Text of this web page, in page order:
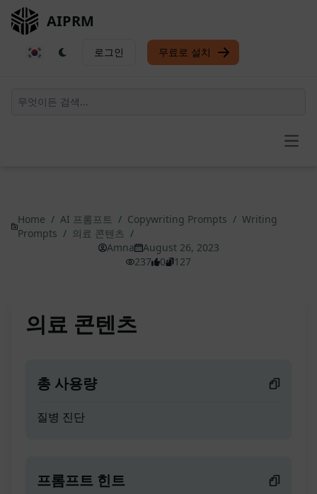
AIPRM
로그인 무료로 설치
Home / AI 프롬프트 / Copywriting Prompts / Writing
Prompts / 의료 콘텐츠 /
Amna
August 26, 2023
237
0 127
의료 콘텐츠
총 사용량
질병 진단
프롬프트 힌트